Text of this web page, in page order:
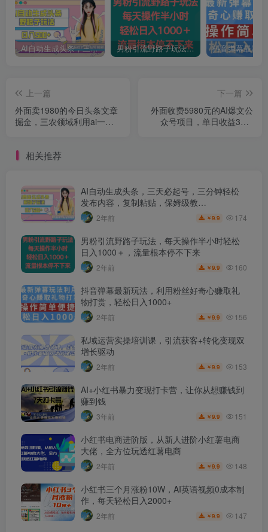
AI自动生成头条，三天必起号，三分钟轻松发布内容，复制粘贴，保姆级教… 男粉引流野路子玩法，每天操作半小时轻松日入1000＋，流量根本停不下来
上一篇
外面卖1980的今日头条文章
掘金，三农领域利用ai一天
下一篇
外面收费5980元的AI爆文公
众号项目，单日收益300-
相关推荐
AI自动生成头条，三天必起号，三分钟轻松
发布内容，复制粘贴，保姆级教…
2年前 ￥9.9 174
男粉引流野路子玩法，每天操作半小时轻松
日入1000＋，流量根本停不下来
2年前 ￥9.9 160
抖音弹幕最新玩法，利用粉丝好奇心赚取礼
物打赏，轻松日入1000+
2年前 ￥9.9 156
私域运营实操培训课，引流获客+转化变现双
增长驱动
2年前 ￥9.9 153
AI+小红书暴力变现打卡营，让你从想赚钱到
赚到钱
3年前 ￥9.9 151
小红书电商进阶版，从新人进阶小红薯电商
大佬，全方位玩透红薯电商
2年前 ￥9.9 148
小红书三个月涨粉10W，AI英语视频0成本制
作，每天轻松日入2000+
2年前 ￥9.9 147